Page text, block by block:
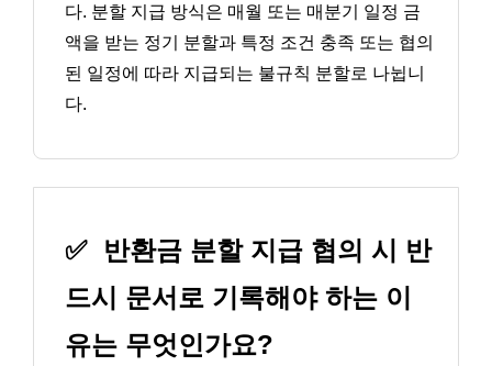
다. 분할 지급 방식은 매월 또는 매분기 일정 금
액을 받는 정기 분할과 특정 조건 충족 또는 협의
된 일정에 따라 지급되는 불규칙 분할로 나뉩니
다.
✅
반환금 분할 지급 협의 시 반
드시 문서로 기록해야 하는 이
유는 무엇인가요?